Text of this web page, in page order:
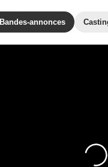
Bandes-annonces